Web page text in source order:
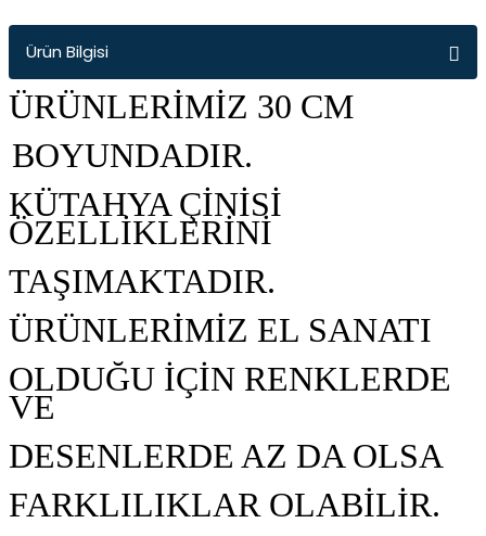
Ürün Bilgisi
ÜRÜNLERİMİZ 30 CM
BOYUNDADIR.
KÜTAHYA ÇİNİSİ
ÖZELLİKLERİNİ
TAŞIMAKTADIR.
ÜRÜNLERİMİZ EL SANATI
OLDUĞU İÇİN RENKLERDE
VE
DESENLERDE AZ DA OLSA
FARKLILIKLAR OLABİLİR.